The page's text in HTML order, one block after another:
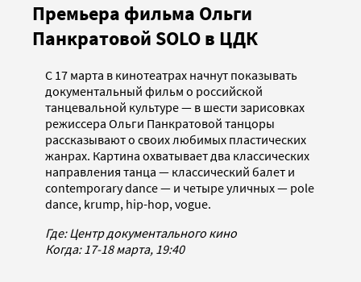
Премьера фильма Ольги
Панкратовой SOLO в ЦДК
С 17 марта в кинотеатрах начнут показывать
документальный фильм о российской
танцевальной культуре — в шести зарисовках
режиссера Ольги Панкратовой танцоры
рассказывают о своих любимых пластических
жанрах. Картина охватывает два классических
направления танца — классический балет и
contemporary dance — и четыре уличных — pole
dance, krump, hip-hop, vogue.
Где: Центр документального кино
Когда:17-18 марта, 19:40